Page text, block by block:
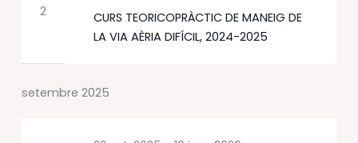
2
CURS TEORICOPRÀCTIC DE MANEIG DE
LA VIA AÈRIA DIFÍCIL, 2024-2025
setembre 2025